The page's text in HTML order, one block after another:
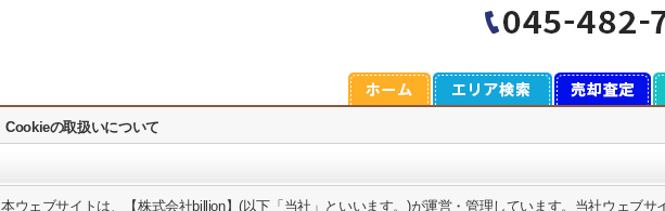
Cookieの取扱いについて
本ウェブサイトは、【株式会社billion】(以下「当社」といいます。)が運営・管理しています。当社ウェブサ